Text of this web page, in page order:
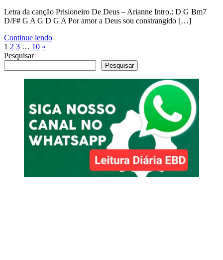
Letra da canção Prisioneiro De Deus – Arianne Intro.: D G Bm7
D/F# G A G D G A Por amor a Deus sou constrangido […]
Continue lendo
Paginação
de
posts
1 2 3 … 10 Post
»
Pesquisar
Pesquisar